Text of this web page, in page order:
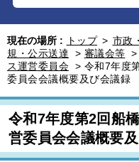
現在の場所 : トップ > 市政
規・公示送達
> 審議会等 >
ス運営委員会 > 令和7年度
委員会会議概要及び会議録
令和7年度第2回船
営委員会会議概要